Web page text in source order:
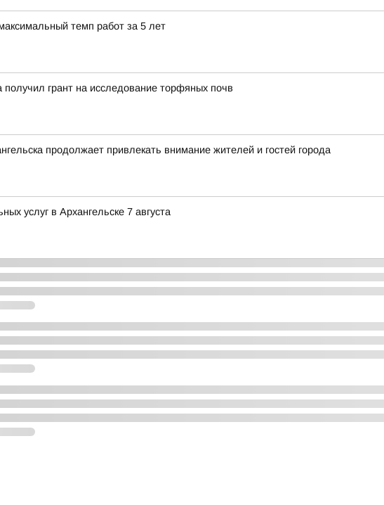
темп работ за 5 лет
грант на исследование торфяных почв
продолжает привлекать внимание жителей и гостей города
услуг в Архангельске 7 августа